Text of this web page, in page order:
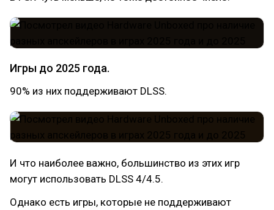
Игры до 2025 года.
90% из них поддерживают DLSS.
И что наиболее важно, большинство из этих игр
могут использовать DLSS 4/4.5.
Однако есть игры, которые не поддерживают